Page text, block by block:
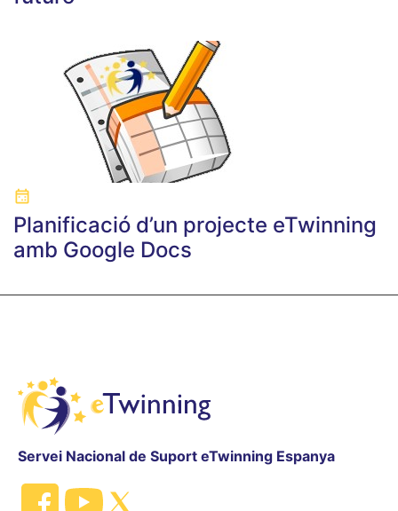
Planificació d’un projecte eTwinning
amb Google Docs
Servei Nacional de Suport eTwinning Espanya